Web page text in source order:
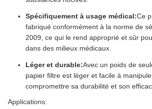
Spécifiquement à usage médical:Ce
fabriqué conformément à la norme de
2009, ce qui le rend approprié et sûr
dans des milieux médicaux.
Léger et durable:Avec un poids de
papier filtre est léger et facile à
compromettre sa durabilité et son
Applications: